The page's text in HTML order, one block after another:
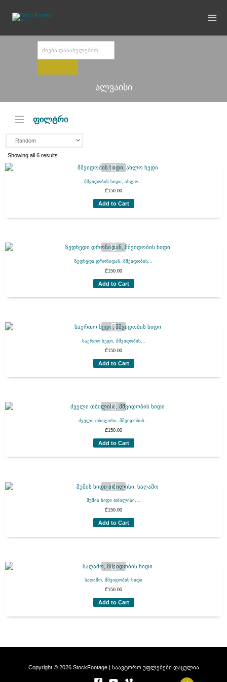
content
search
ალვაისი
ფილტრი
Showing all 6 results
მშვიდობის ხიდი, ახლო...
₾150.00
Add to Cart
ზედხედი დრონიდან, მშვიდობის...
₾150.00
Add to Cart
საერთო ხედი, მშვიდობის...
₾150.00
Add to Cart
ძველი თბილისი, მშვიდობის...
₾150.00
Add to Cart
შუშის ხიდი თბილისი,...
₾150.00
Add to Cart
საღამო, მშვიდობის ხიდი
₾150.00
Add to Cart
Copyright © 2026 StockFootage | საავტორო უფლებები დაცულია